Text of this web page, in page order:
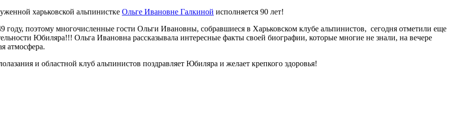
харьковской альпинистке Ольге Ивановне Галкиной исполняется 90 лет!
году, поэтому многочисленные гости Ольги Ивановны, собравшиеся в Харьковском клубе альпинистов, сегодня отметили еще
Юбиляра!!! Ольга Ивановна рассказывала интересные факты своей биографии, которые многие не знали, на вечере
атмосфера.
и областной клуб альпинистов поздравляет Юбиляра и желает крепкого здоровья!